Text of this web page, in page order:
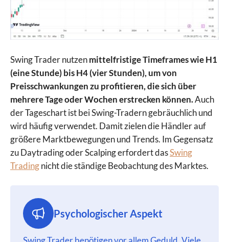
Swing Trader nutzenmittelfristige Timeframes wie H1
(eine Stunde) bis H4 (vier Stunden), um von
Preisschwankungen zu profitieren, die sich über
mehrere Tage oder Wochen erstrecken können.Auch
der Tageschart ist bei Swing-Tradern gebräuchlich und
wird häufig verwendet. Damit zielen die Händler auf
größere Marktbewegungen und Trends. Im Gegensatz
zu Daytrading oder Scalping erfordert dasSwing
Tradingnicht die ständige Beobachtung des Marktes.
Psychologischer Aspekt